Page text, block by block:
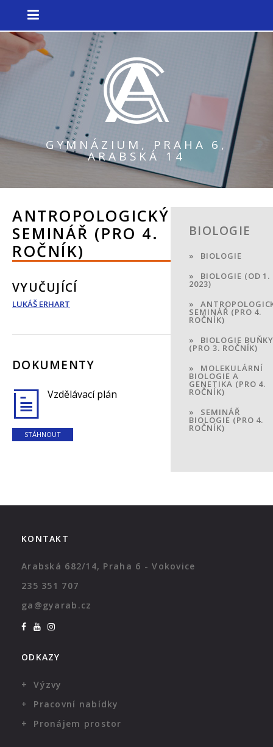
GYMNÁZIUM, PRAHA 6,
ARABSKÁ 14
ANTROPOLOGICKÝ
SEMINÁŘ (PRO 4.
ROČNÍK)
VYUČUJÍCÍ
LUKÁŠ ERHART
DOKUMENTY
Vzdělávací plán
STÁHNOUT
BIOLOGIE
BIOLOGIE
BIOLOGIE (OD 1.
2023)
SEMINÁŘ (PRO 4.
ROČNÍK)
BIOLOGIE
(PRO 3. ROČNÍK)
MOLEKULÁRNÍ
BIOLOGIE A
GENETIKA (PRO 4.
ROČNÍK)
SEMINÁŘ
BIOLOGIE (PRO 4.
ROČNÍK)
KONTAKT
Arabská 682/14, Praha 6 - Vokovice
235 351 707
ga@gyarab.cz
ODKAZY
Výzvy
Pracovní nabídky
Pronájem prostor